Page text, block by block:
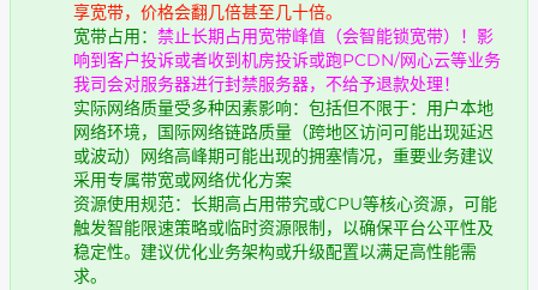
享宽带，价格会翻几倍甚至几十倍。
宽带占用： 禁止长期占用宽带峰值（会智能锁宽带）！影
响到客户投诉或者收到机房投诉或跑PCDN/网心云等业务
我司会对服务器进行封禁服务器，不给予退款处理！
实际网络质量受多种因素影响：包括但不限于：用户本地
网络环境，国际网络链路质量（跨地区访问可能出现延迟
或波动）网络高峰期可能出现的拥塞情况，重要业务建议
采用专属带宽或网络优化方案
资源使用规范：长期高占用带究或CPU等核心资源，可能
触发智能限速策略或临时资源限制，以确保平台公平性及
稳定性。建议优化业务架构或升级配置以满足高性能需
求。